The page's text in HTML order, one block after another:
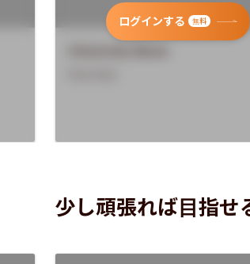
ログインする 無料
少し頑張れば目指せ